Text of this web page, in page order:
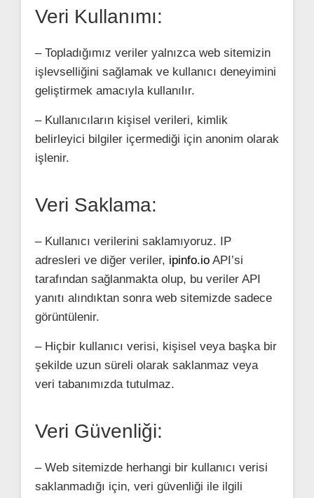
Veri Kullanımı:
– Topladığımız veriler yalnızca web sitemizin
işlevselliğini sağlamak ve kullanıcı deneyimini
geliştirmek amacıyla kullanılır.
– Kullanıcıların kişisel verileri, kimlik
belirleyici bilgiler içermediği için anonim olarak
işlenir.
Veri Saklama:
– Kullanıcı verilerini saklamıyoruz. IP
adresleri ve diğer veriler, ipinfo.io API’si
tarafından sağlanmakta olup, bu veriler API
yanıtı alındıktan sonra web sitemizde sadece
görüntülenir.
– Hiçbir kullanıcı verisi, kişisel veya başka bir
şekilde uzun süreli olarak saklanmaz veya
veri tabanımızda tutulmaz.
Veri Güvenliği:
– Web sitemizde herhangi bir kullanıcı verisi
saklanmadığı için, veri güvenliği ile ilgili